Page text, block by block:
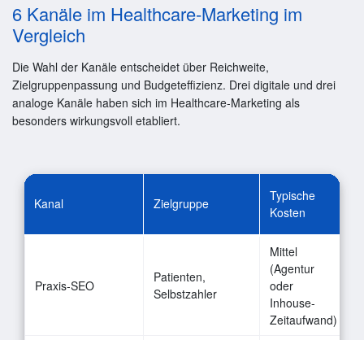
6 Kanäle im Healthcare-Marketing im
Vergleich
Die Wahl der Kanäle entscheidet über Reichweite,
Zielgruppenpassung und Budgeteffizienz. Drei digitale und drei
analoge Kanäle haben sich im Healthcare-Marketing als
besonders wirkungsvoll etabliert.
Kanal Zielgruppe
Typische
Kosten
Praxis-SEO
Patienten,
Selbstzahler
Mittel
(Agentur
oder
Inhouse-
Zeitaufwand)